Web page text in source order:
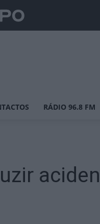
RÁDIO 96.8 FM